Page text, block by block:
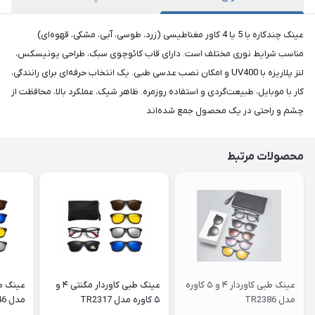
عینک چندکاره با 5 یا 4 کاور مغناطیسی (زرد، طوسی، آبی، مشکی، قهوه‌ای)
مناسب شرایط نوری مختلف است. دارای قاب کائوچوی سبک، طراحی یونیسکس،
لنز پلاریزه با UV400 و امکان نصب عدسی طبی. یک انتخاب حرفه‌ای برای رانندگی،
کار با موبایل، طبیعت‌گردی و استفاده روزمره. ظاهر شیک، عملکرد بالا، محافظت از
چشم و راحتی در یک محصول جمع شده‌اند
محصولات مرتبط
عینک طبی کاوردار ۴ و ۵ کاوره
مدل TR2386
عینک طبی کاوردار مگنتی ۴ و
۵ کاوره مدل TR2317
مدل TR2346